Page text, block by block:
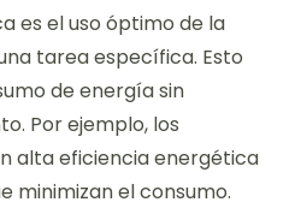
es el uso óptimo de la
tarea específica. Esto
de energía sin
Por ejemplo, los
alta eficiencia energética
minimizan el consumo.